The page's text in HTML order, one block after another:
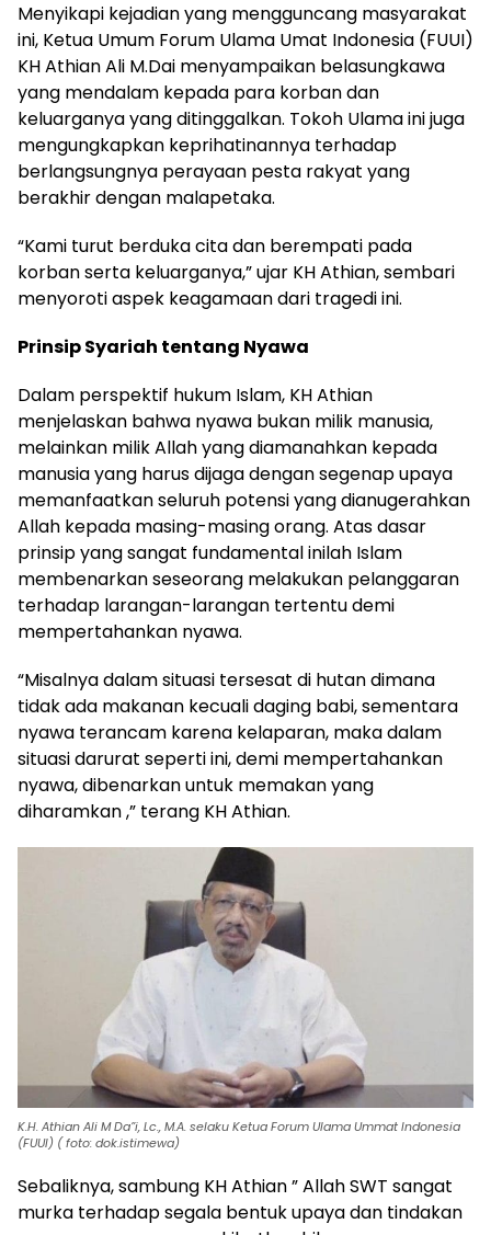
Menyikapi kejadian yang mengguncang masyarakat
ini, Ketua Umum Forum Ulama Umat Indonesia (FUUI)
KH Athian Ali M.Dai menyampaikan belasungkawa
yang mendalam kepada para korban dan
keluarganya yang ditinggalkan. Tokoh Ulama ini juga
mengungkapkan keprihatinannya terhadap
berlangsungnya perayaan pesta rakyat yang
berakhir dengan malapetaka.
“Kami turut berduka cita dan berempati pada
korban serta keluarganya,” ujar KH Athian, sembari
menyoroti aspek keagamaan dari tragedi ini.
Prinsip Syariah tentang Nyawa
Dalam perspektif hukum Islam, KH Athian
menjelaskan bahwa nyawa bukan milik manusia,
melainkan milik Allah yang diamanahkan kepada
manusia yang harus dijaga dengan segenap upaya
memanfaatkan seluruh potensi yang dianugerahkan
Allah kepada masing-masing orang. Atas dasar
prinsip yang sangat fundamental inilah Islam
membenarkan seseorang melakukan pelanggaran
terhadap larangan-larangan tertentu demi
mempertahankan nyawa.
“Misalnya dalam situasi tersesat di hutan dimana
tidak ada makanan kecuali daging babi, sementara
nyawa terancam karena kelaparan, maka dalam
situasi darurat seperti ini, demi mempertahankan
nyawa, dibenarkan untuk memakan yang
diharamkan ,” terang KH Athian.
K.H. Athian Ali M Da”i, Lc., M.A. selaku Ketua Forum Ulama Ummat Indonesia
(FUUI) ( foto: dok.istimewa)
Sebaliknya, sambung KH Athian ” Allah SWT sangat
murka terhadap segala bentuk upaya dan tindakan